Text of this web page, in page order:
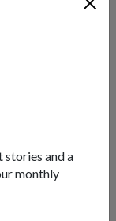
and a
monthly